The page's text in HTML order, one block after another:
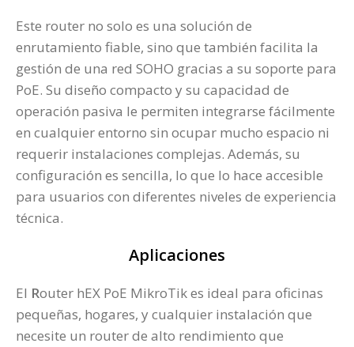
Este router no solo es una solución de
enrutamiento fiable, sino que también facilita la
gestión de una red SOHO gracias a su soporte para
PoE. Su diseño compacto y su capacidad de
operación pasiva le permiten integrarse fácilmente
en cualquier entorno sin ocupar mucho espacio ni
requerir instalaciones complejas. Además, su
configuración es sencilla, lo que lo hace accesible
para usuarios con diferentes niveles de experiencia
técnica.
Aplicaciones
El Router hEX PoE MikroTik es ideal para oficinas
pequeñas, hogares, y cualquier instalación que
necesite un router de alto rendimiento que